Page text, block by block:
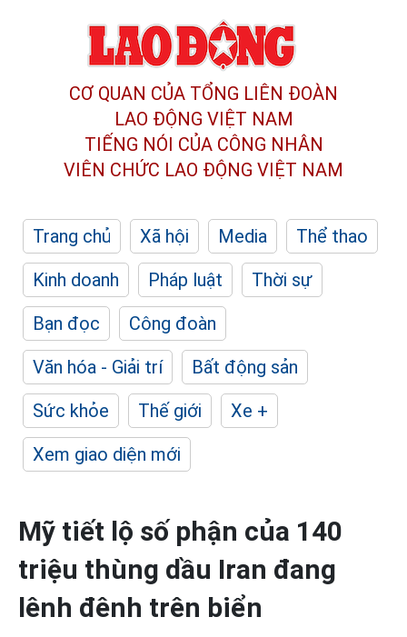
CƠ QUAN CỦA TỔNG LIÊN ĐOÀN
LAO ĐỘNG VIỆT NAM
TIẾNG NÓI CỦA CÔNG NHÂN
VIÊN CHỨC LAO ĐỘNG VIỆT NAM
Trang chủ Xã hội Media
Thể thao
Kinh doanh
Pháp luật
Thời sự
Bạn đọc
Công đoàn
Văn hóa - Giải trí
Bất động sản
Sức khỏe
Thế giới
Xe +
Xem giao diện mới
Mỹ tiết lộ số phận của 140
triệu thùng dầu Iran đang
lênh đênh trên biển